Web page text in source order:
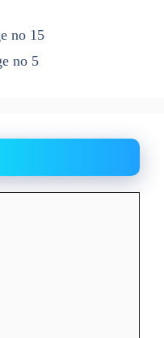
no 15
no 5